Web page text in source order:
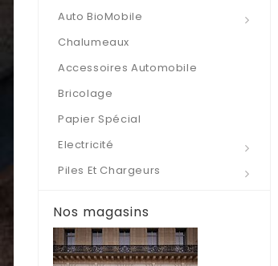
Auto BioMobile
Chalumeaux
Accessoires Automobile
Bricolage
Papier Spécial
Electricité
Piles Et Chargeurs
Nos magasins